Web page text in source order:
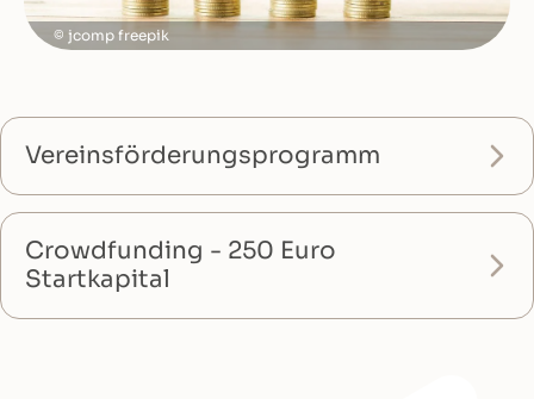
jcomp freepik
Vereinsförderungsprogramm
Crowdfunding - 250 Euro
Startkapital